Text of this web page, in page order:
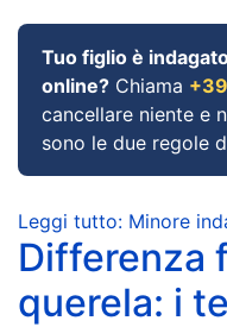
Tuo figlio è
online? Chiama
cancellare niente e
sono le due regole
Leggi tutto: Minore
Differenza
querela: i